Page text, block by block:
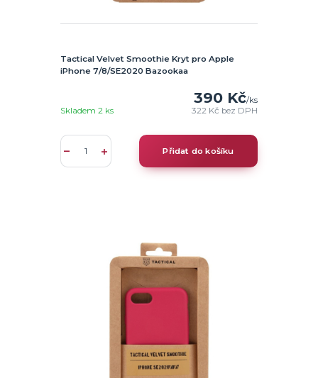
Tactical Velvet Smoothie Kryt pro Apple
iPhone 7/8/SE2020 Bazookaa
390 Kč/ks
322 Kč bez DPH
Skladem 2 ks
Přidat do košíku